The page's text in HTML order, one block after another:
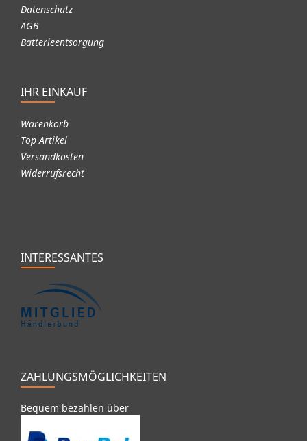
Datenschutz
AGB
Batterieentsorgung
IHR EINKAUF
Warenkorb
Top Artikel
Versandkosten
Widerrufsrecht
INTERESSANTES
ZAHLUNGSMÖGLICHKEITEN
Bequem bezahlen über